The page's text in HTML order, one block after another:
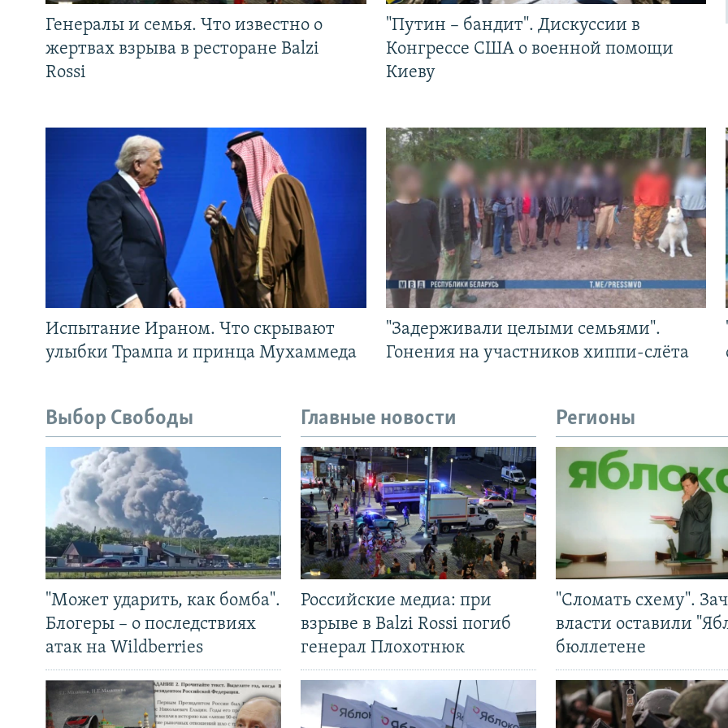
Генералы и семья. Что известно о
жертвах взрыва в ресторане Balzi
Rossi
"Путин – бандит". Дискуссии в
Конгрессе США о военной помощи
Киеву
Испытание Ираном. Что скрывают
улыбки Трампа и принца Мухаммеда
"Задерживали целыми семьями".
Гонения на участников хиппи-слёта
Выбор Свободы
"Может ударить, как бомба".
Блогеры – о последствиях
атак на Wildberries
Главные новости
Российские медиа: при
взрыве в Balzi Rossi погиб
генерал Плохотнюк
Регионы
"Сломать схему".
власти оставили
бюллетене